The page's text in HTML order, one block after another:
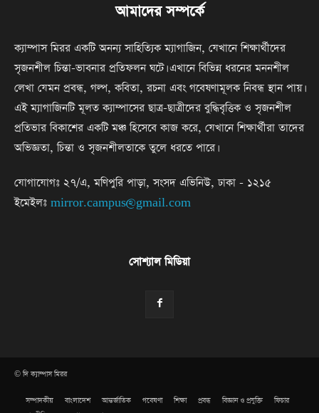
আমাদের সম্পর্কে
ক্যাম্পাস মিরর একটি অনন্য সাহিত্যিক ম্যাগাজিন, যেখানে শিক্ষার্থীদের
সৃজনশীল চিন্তা-ভাবনার প্রতিফলন ঘটে। এখানে বিভিন্ন ধরনের মননশীল
লেখা যেমন প্রবন্ধ, গল্প, কবিতা, রচনা এবং গবেষণামূলক নিবন্ধ স্থান পায়।
এই ম্যাগাজিনটি মূলত ক্যাম্পাসের ছাত্র-ছাত্রীদের বুদ্ধিবৃত্তিক ও সৃজনশীল
প্রতিভার বিকাশের একটি মঞ্চ হিসেবে কাজ করে, যেখানে শিক্ষার্থীরা তাদের
অভিজ্ঞতা, চিন্তা ও সৃজনশীলতাকে তুলে ধরতে পারে।
যোগাযোগঃ ২৭/এ, মণিপুরি পাড়া, সংসদ এভিনিউ, ঢাকা - ১২১৫
ইমেইলঃ mirror.campus@gmail.com
সোশ্যাল মিডিয়া
© দি ক্যাম্পাস মিরর
সম্পাদকীয় বাংলাদেশ আন্তর্জাতিক গবেষণা শিক্ষা প্রবন্ধ বিজ্ঞান ও প্রযুক্তি
ফিচার